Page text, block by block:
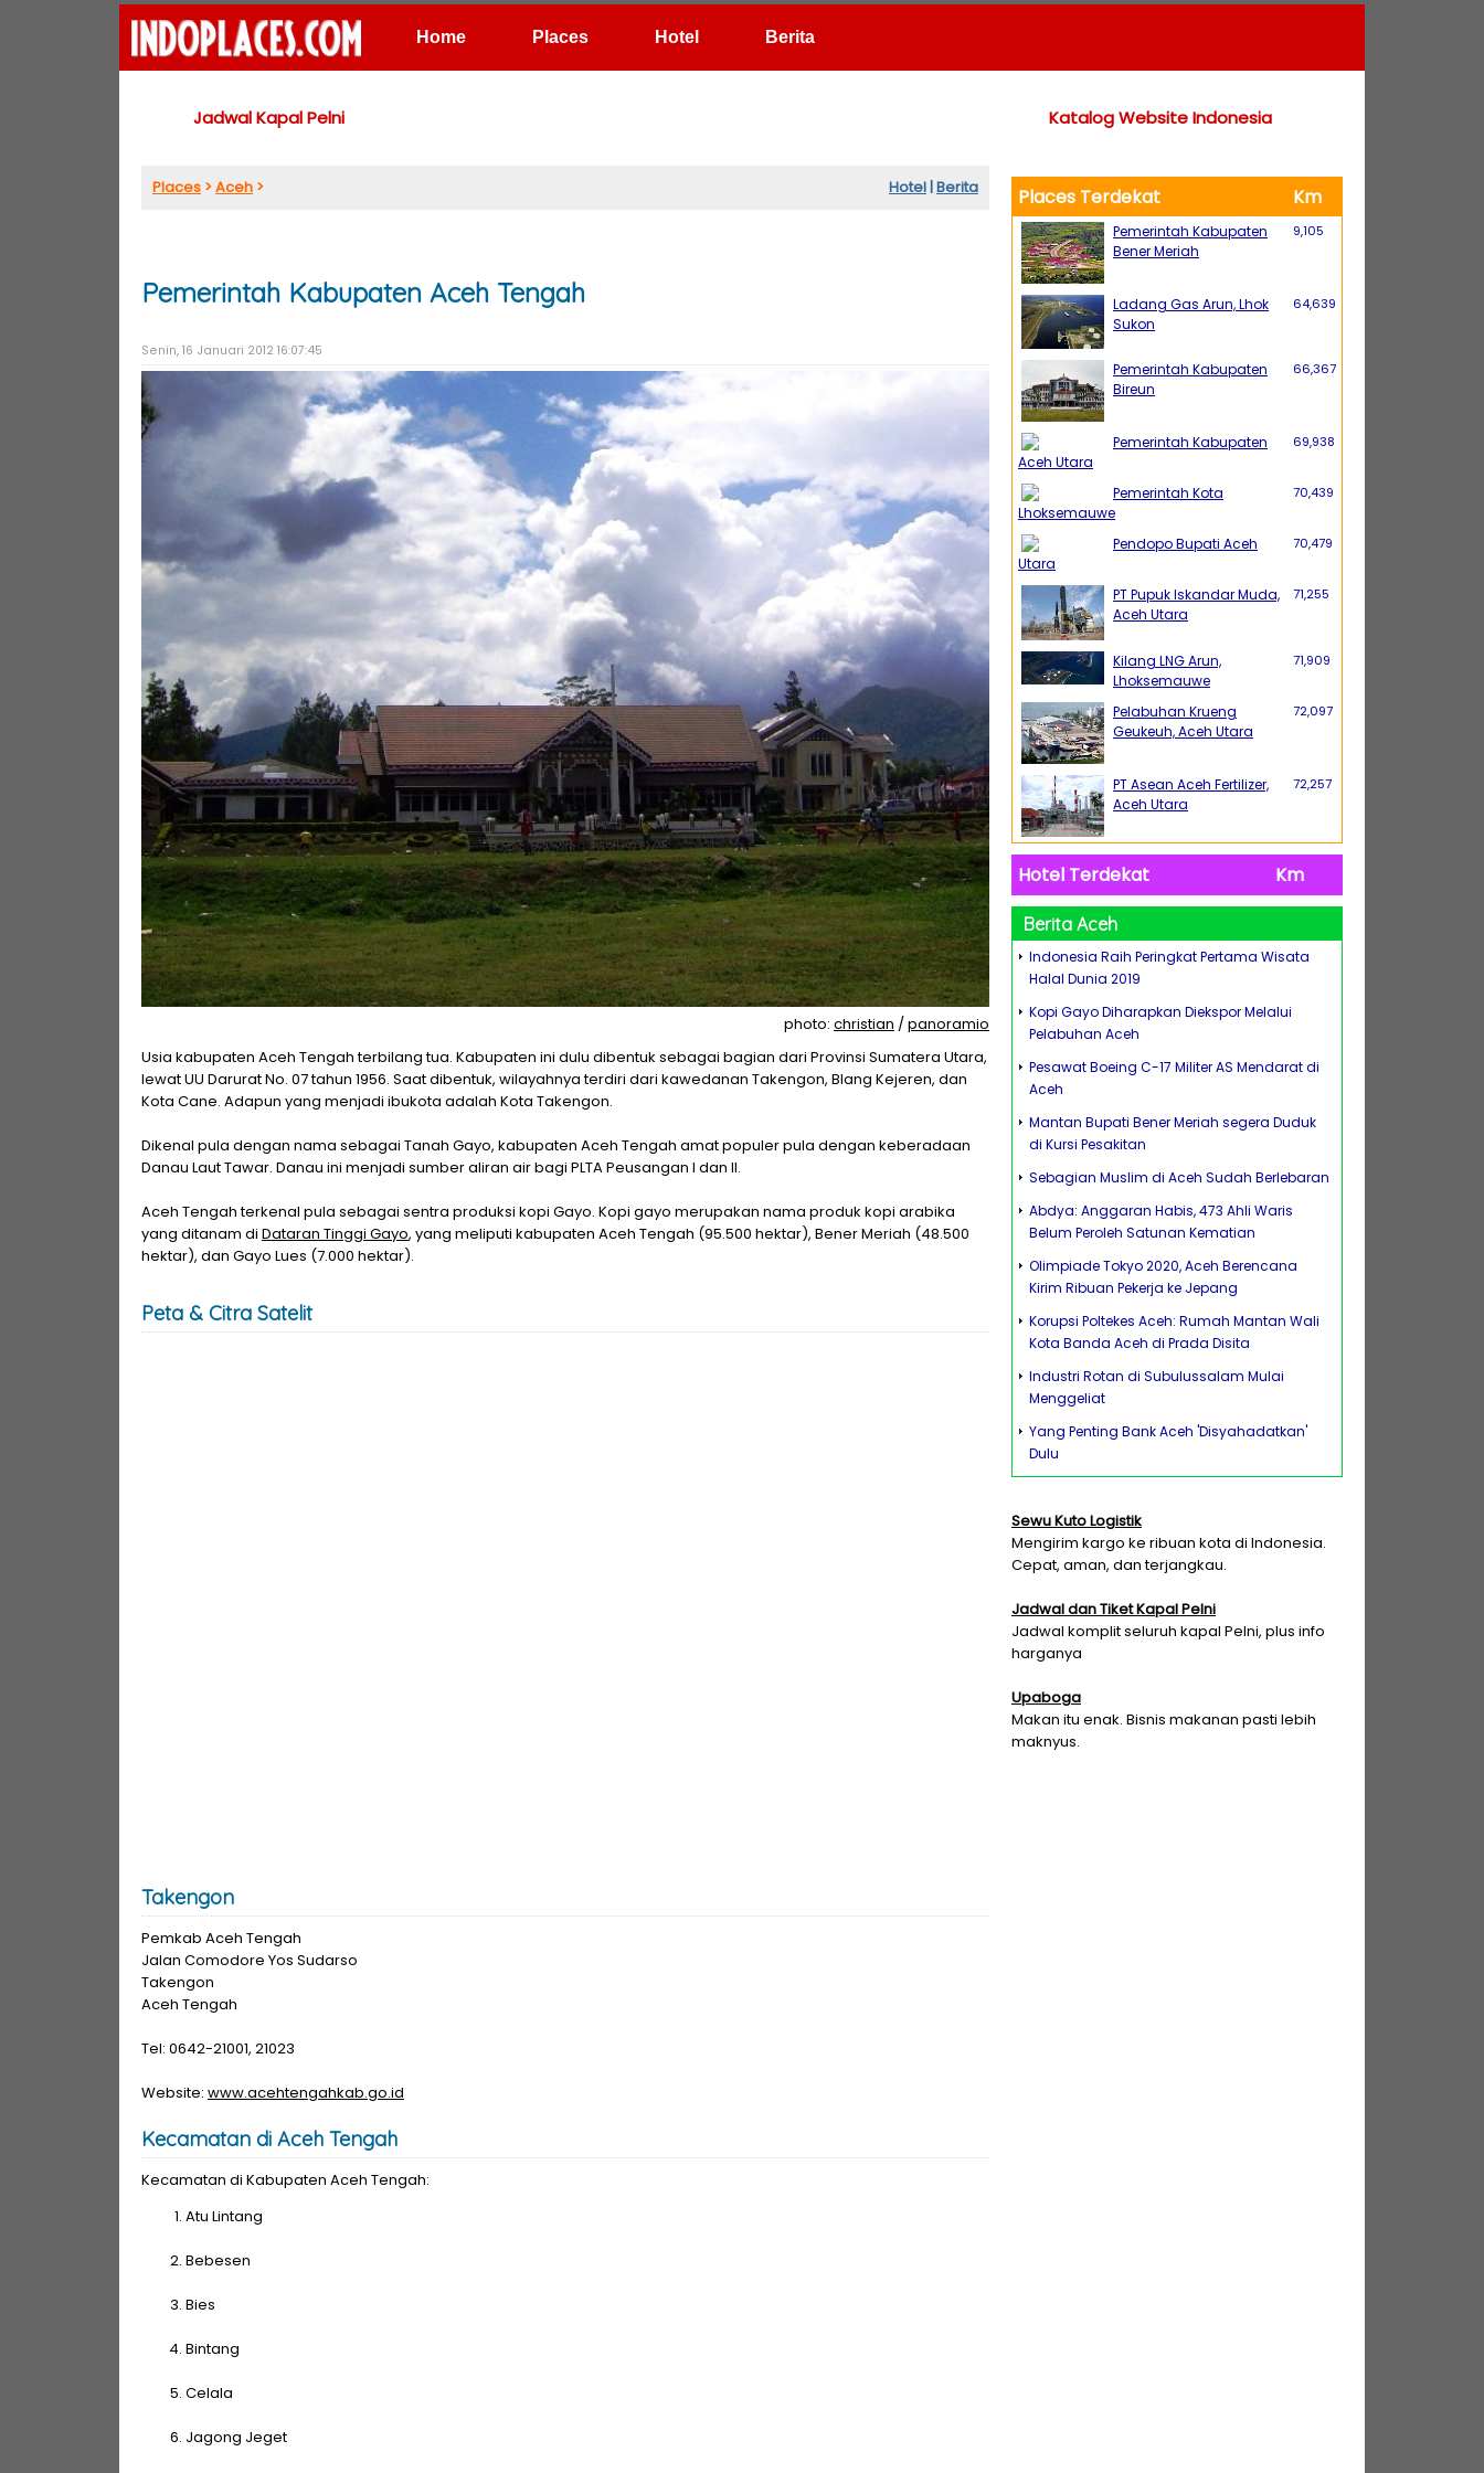
Home Places Hotel Berita
Jadwal Kapal Pelni Katalog Website Indonesia
Places >Aceh > Hotel|Berita
Pemerintah Kabupaten Aceh Tengah
Senin, 16 Januari 2012 16:07:45
photo: christian /panoramio
Usia kabupaten Aceh Tengah terbilang tua. Kabupaten ini dulu dibentuk sebagai bagian dari Provinsi Sumatera Utara,
lewat UU Darurat No. 07 tahun 1956. Saat dibentuk, wilayahnya terdiri dari kawedanan Takengon, Blang Kejeren, dan
Kota Cane. Adapun yang menjadi ibukota adalah Kota Takengon.
Dikenal pula dengan nama sebagai Tanah Gayo, kabupaten Aceh Tengah amat populer pula dengan keberadaan
Danau Laut Tawar. Danau ini menjadi sumber aliran air bagi PLTA Peusangan I dan II.
Aceh Tengah terkenal pula sebagai sentra produksi kopi Gayo. Kopi gayo merupakan nama produk kopi arabika
yang ditanam di Dataran Tinggi Gayo, yang meliputi kabupaten Aceh Tengah (95.500 hektar), Bener Meriah (48.500
hektar), dan Gayo Lues (7.000 hektar).
Peta & Citra Satelit
Takengon
Pemkab Aceh Tengah
Jalan Comodore Yos Sudarso
Takengon
Aceh Tengah
Tel: 0642-21001, 21023
Website: www.acehtengahkab.go.id
Kecamatan di Aceh Tengah
Kecamatan di Kabupaten Aceh Tengah:
Atu Lintang
Bebesen
Bies
Bintang
Celala
Jagong Jeget
Places Terdekat Km
Pemerintah Kabupaten
Bener Meriah
9,105
Ladang Gas Arun, Lhok
Sukon
64,639
Pemerintah Kabupaten
Bireun
66,367
Pemerintah Kabupaten
Aceh Utara
69,938
Pemerintah Kota
Lhoksemauwe
70,439
Pendopo Bupati Aceh
Utara
70,479
PT Pupuk Iskandar Muda,
Aceh Utara
71,255
Kilang LNG Arun,
Lhoksemauwe
71,909
Pelabuhan Krueng
Geukeuh, Aceh Utara
72,097
PT Asean Aceh Fertilizer,
Aceh Utara
72,257
Hotel Terdekat Km
Berita Aceh
Indonesia Raih Peringkat Pertama Wisata
Halal Dunia 2019
Kopi Gayo Diharapkan Diekspor Melalui
Pelabuhan Aceh
Pesawat Boeing C-17 Militer AS Mendarat di
Aceh
Mantan Bupati Bener Meriah segera Duduk
di Kursi Pesakitan
Sebagian Muslim di Aceh Sudah Berlebaran
Abdya: Anggaran Habis, 473 Ahli Waris
Belum Peroleh Satunan Kematian
Olimpiade Tokyo 2020, Aceh Berencana
Kirim Ribuan Pekerja ke Jepang
Korupsi Poltekes Aceh: Rumah Mantan Wali
Kota Banda Aceh di Prada Disita
Industri Rotan di Subulussalam Mulai
Menggeliat
Yang Penting Bank Aceh 'Disyahadatkan'
Dulu
Sewu Kuto Logistik
Mengirim kargo ke ribuan kota di Indonesia.
Cepat, aman, dan terjangkau.
Jadwal dan Tiket Kapal Pelni
Jadwal komplit seluruh kapal Pelni, plus info
harganya
Upaboga
Makan itu enak. Bisnis makanan pasti lebih
maknyus.